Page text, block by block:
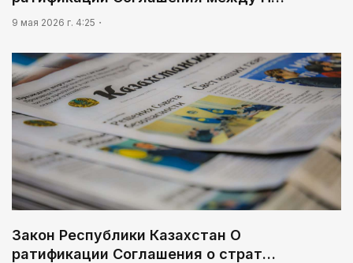
9 мая 2026 г. 4:25
Закон Республики Казахстан О
ратификации Соглашения о страт…